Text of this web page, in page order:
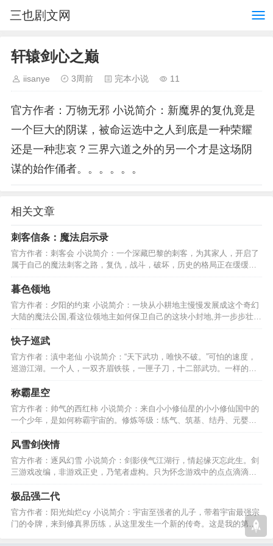
三也剧文网
轩辕剑心之巅
iisanye 3周前 完本小说 11
官方作者：万物无邪 小说简介：新魔界的复仇竟是
一个巨大的阴谋，被命运选中之人到底是一种荣耀
还是一种悲哀？三界六道之外的另一个才是这场阴
谋的始作俑者。。。。。。
相关文章
刺客信条：魔法启示录
官方作者：刺客会 小说简介：一个深藏巴黎的刺客，为其家人，开启了
属于自己的魔法刺客之路，复仇，战斗，破坏，历史的格局正在缓缓改
变....................…
暮色领地
官方作者：夕阳的约束 小说简介：一块从小耕地主慢慢发展成这个奇幻
大陆的魔法公国,看这位领地主如何保卫自己的这块小封地,并一步步壮大
自己的传奇人生吧。…
快子巡武
官方作者：滇中老仙 小说简介：“天下武功，唯快不破。”可怕的速度，
巡游江湖。一个人，一双齐眉铁筷，一匣子刀，十二部武功。一样的武
侠，不一样的世界。…
称霸星空
官方作者：帅气的西红柿 小说简介：来自小小修仙星的小小修仙国中的
一个少年，是如何称霸宇宙的。修炼等级：练气、筑基、结丹、元婴、
化神、练虚、合体………
风雪剑侠情
官方作者：逐风幻雪 小说简介：剑影侠气江湖行，情起缘灭忘此生。剑
三游戏改编，非游戏正史，乃笔者虚构。只为怀念游戏中的点点滴滴，
还有各位亲友们的陪伴。…
极品强二代
官方作者：阳光灿烂cy 小说简介：宇宙至强者的儿子，带着宇宙最强宗
门的令牌，来到修真界历练，从这里发生一个新的传奇。这是我的第一